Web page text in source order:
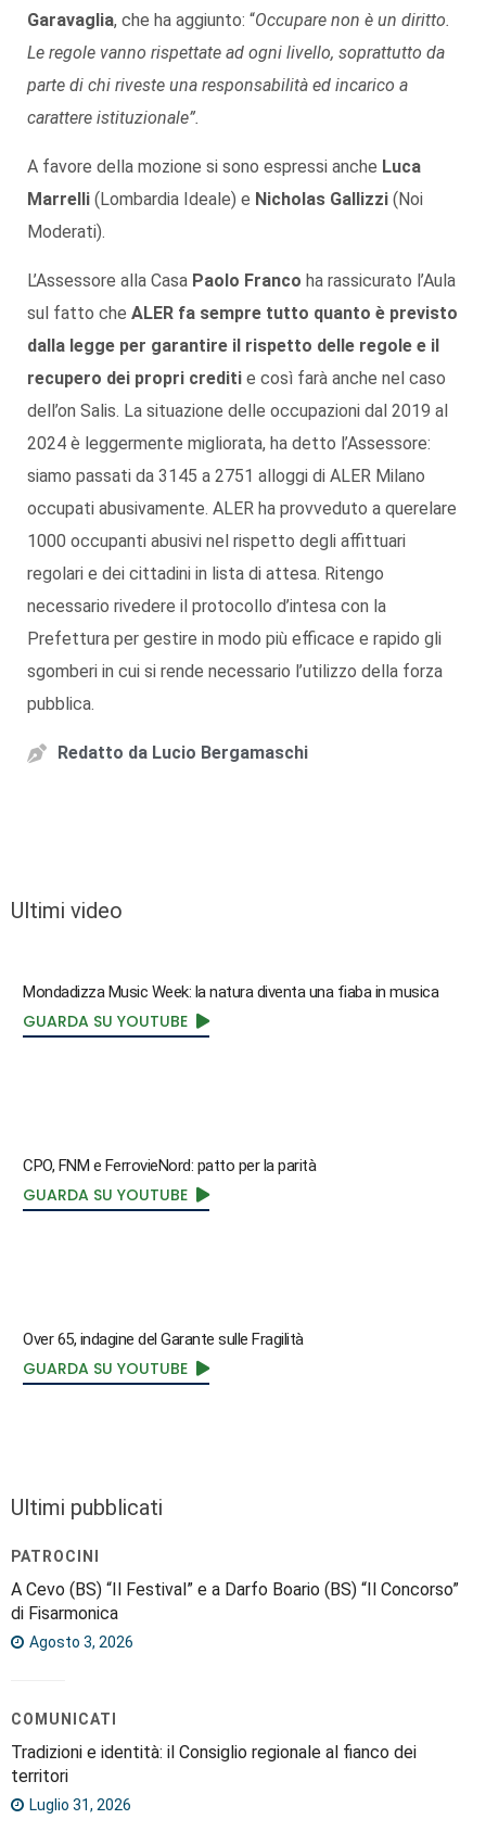
Garavaglia, che ha aggiunto: “Occupare non è un diritto.
Le regole vanno rispettate ad ogni livello, soprattutto da
parte di chi riveste una responsabilità ed incarico a
carattere istituzionale”.
A favore della mozione si sono espressi anche Luca
Marrelli (Lombardia Ideale) e Nicholas Gallizzi (Noi
Moderati).
L’Assessore alla Casa Paolo Franco ha rassicurato l’Aula
sul fatto che ALER fa sempre tutto quanto è previsto
dalla legge per garantire il rispetto delle regole e il
recupero dei propri crediti e così farà anche nel caso
dell’on Salis. La situazione delle occupazioni dal 2019 al
2024 è leggermente migliorata, ha detto l’Assessore:
siamo passati da 3145 a 2751 alloggi di ALER Milano
occupati abusivamente. ALER ha provveduto a querelare
1000 occupanti abusivi nel rispetto degli affittuari
regolari e dei cittadini in lista di attesa. Ritengo
necessario rivedere il protocollo d’intesa con la
Prefettura per gestire in modo più efficace e rapido gli
sgomberi in cui si rende necessario l’utilizzo della forza
pubblica.
Redatto da Lucio Bergamaschi
Ultimi video
Mondadizza Music Week: la natura diventa una fiaba in musica
GUARDA SU YOUTUBE
CPO, FNM e FerrovieNord: patto per la parità
GUARDA SU YOUTUBE
Over 65, indagine del Garante sulle Fragilità
GUARDA SU YOUTUBE
Ultimi pubblicati
PATROCINI
A Cevo (BS) “Il Festival” e a Darfo Boario (BS) “Il Concorso”
di Fisarmonica
Agosto 3, 2026
COMUNICATI
Tradizioni e identità: il Consiglio regionale al fianco dei
territori
Luglio 31, 2026